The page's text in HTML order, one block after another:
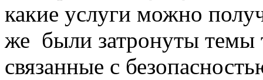
какие услуги можно
же были затронуты темы
связанные с